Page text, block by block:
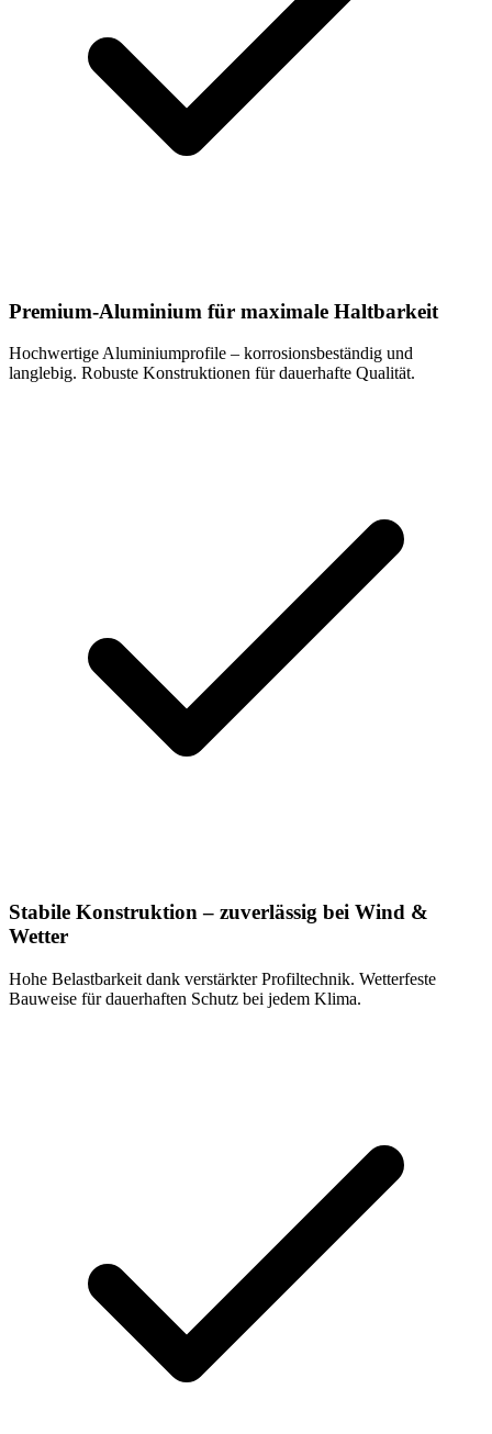
Premium-Aluminium für maximale Haltbarkeit
Hochwertige Aluminiumprofile – korrosionsbeständig und
langlebig. Robuste Konstruktionen für dauerhafte Qualität.
Stabile Konstruktion – zuverlässig bei Wind &
Wetter
Hohe Belastbarkeit dank verstärkter Profiltechnik. Wetterfeste
Bauweise für dauerhaften Schutz bei jedem Klima.